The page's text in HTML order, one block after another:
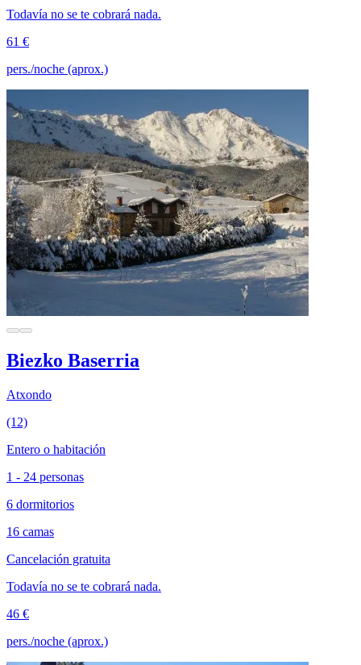
Todavía no se te cobrará nada.
61 €
pers./noche (aprox.)
Biezko Baserria
Atxondo
(12)
Entero o habitación
1 - 24 personas
6 dormitorios
16 camas
Cancelación gratuita
Todavía no se te cobrará nada.
46 €
pers./noche (aprox.)